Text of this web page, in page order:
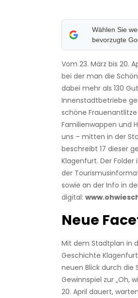
Wählen Sie
bevorzugte
Vom 23. März bis 20.
bei der man die
dabei mehr als 130
Innenstadtbetriebe
schöne
Familienwappen und
uns – mitten in der
beschreibt 17 dieser
Klagenfurt. Der Folder
der
sowie an der Info in
digital:
Neue
Mit dem Stadtplan in
Geschichte
neuen Blick durch die
Gewinnspiel zur „Oh,
20. April dauert,